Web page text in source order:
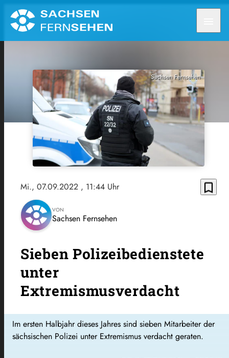
Sachsen Fernsehen
Mi., 07.09.2022 , 11:44 Uhr bookmark_border
VON
Sachsen Fernsehen
Sieben Polizeibedienstete
unter
Extremismusverdacht
Im ersten Halbjahr dieses Jahres sind sieben Mitarbeiter der
sächsischen Polizei unter Extremismus verdacht geraten.